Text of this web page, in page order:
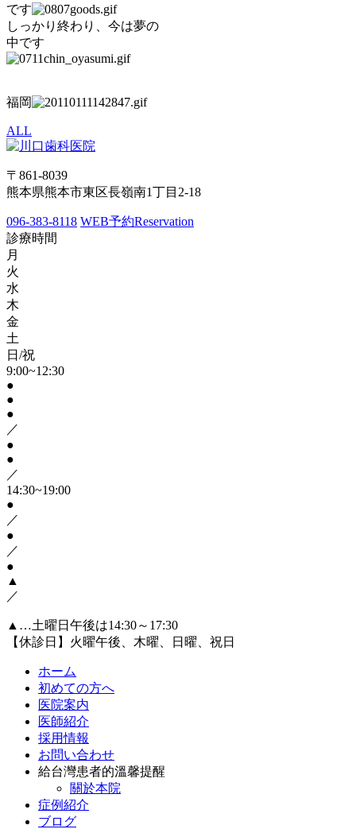
です
しっかり終わり、今は夢の
中です
福岡
ALL
〒861-8039
熊本県熊本市東区長嶺南1丁目2-18
096-383-8118 WEB予約Reservation
診療時間
月
火
水
木
金
土
日/祝
9:00~12:30
●
●
●
／
●
●
／
14:30~19:00
●
／
●
／
●
▲
／
▲…土曜日午後は14:30～17:30
【休診日】火曜午後、木曜、日曜、祝日
ホーム
初めての方へ
医院案内
医師紹介
採用情報
お問い合わせ
給台灣患者的溫馨提醒
關於本院
症例紹介
ブログ